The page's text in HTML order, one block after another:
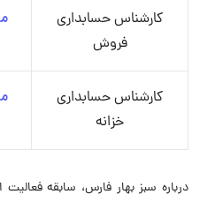
کارشناس حسابداری
فروش
کارشناس حسابداری
خزانه